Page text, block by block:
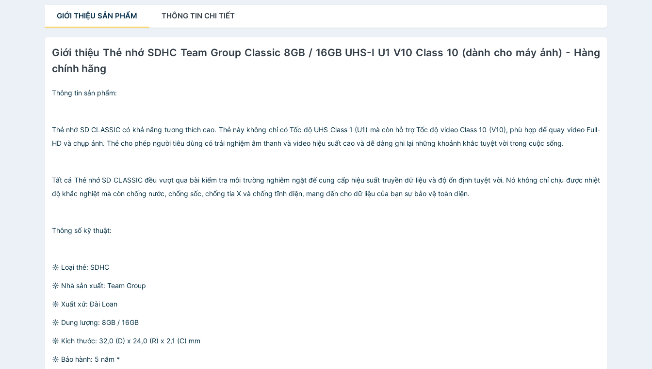
GIỚI THIỆU SẢN PHẨM THÔNG TIN CHI TIẾT
Giới thiệu Thẻ nhớ SDHC Team Group Classic 8GB / 16GB UHS-I U1 V10 Class 10 (dành cho máy ảnh) - Hàng
chính hãng
Thông tin sản phẩm:
Thẻ nhớ SD CLASSIC có khả năng tương thích cao. Thẻ này không chỉ có Tốc độ UHS Class 1 (U1) mà còn hỗ trợ Tốc độ video Class 10 (V10), phù hợp để quay video Full-
HD và chụp ảnh. Thẻ cho phép người tiêu dùng có trải nghiệm âm thanh và video hiệu suất cao và dễ dàng ghi lại những khoảnh khắc tuyệt vời trong cuộc sống.
Tất cả Thẻ nhớ SD CLASSIC đều vượt qua bài kiểm tra môi trường nghiêm ngặt để cung cấp hiệu suất truyền dữ liệu và độ ổn định tuyệt vời. Nó không chỉ chịu được nhiệt
độ khắc nghiệt mà còn chống nước, chống sốc, chống tia X và chống tĩnh điện, mang đến cho dữ liệu của bạn sự bảo vệ toàn diện.
Thông số kỹ thuật:
☼ Loại thẻ: SDHC
☼ Nhà sản xuất: Team Group
☼ Xuất xứ: Đài Loan
☼ Dung lượng: 8GB / 16GB
☼ Kích thước: 32,0 (D) x 24,0 (R) x 2,1 (C) mm
☼ Bảo hành: 5 năm *